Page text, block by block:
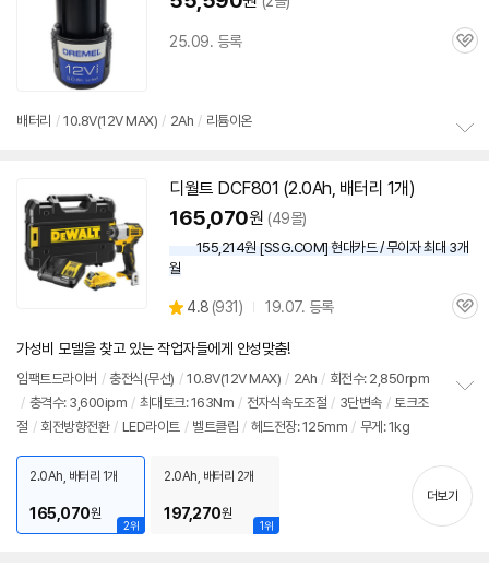
25.09. 등록
관
배터리 / 10.8V(12VMAX) / 2Ah / 리튬이온
디월트 DCF801 (2.0Ah, 배터리 1개)
165,070원 (49몰)
155,214원 [SSG.COM] 현대카드 / 무이자 최대 3개
월
별
점
4.8 (상
리
뷰
931) 19.07. 등록
관
상
가성비 모델을 찾고 있는 작업자들에게 안성맞춤!
임팩트드라이버 / 충전식(무선) / 10.8V(12VMAX) / 2Ah / 회전수: 2,850rpm
/ 충격수: 3,600ipm / 최대토크: 163Nm / 전자식속도조절 / 3단변속 / 토크조
절 / 회전방향전환 / LED라이트 / 벨트클립 / 헤드전장: 125mm / 무게: 1kg
기
2위
2.0Ah, 배터리 1개
165,070원
1위
2.0Ah, 배터리 2개
197,270원
더보기